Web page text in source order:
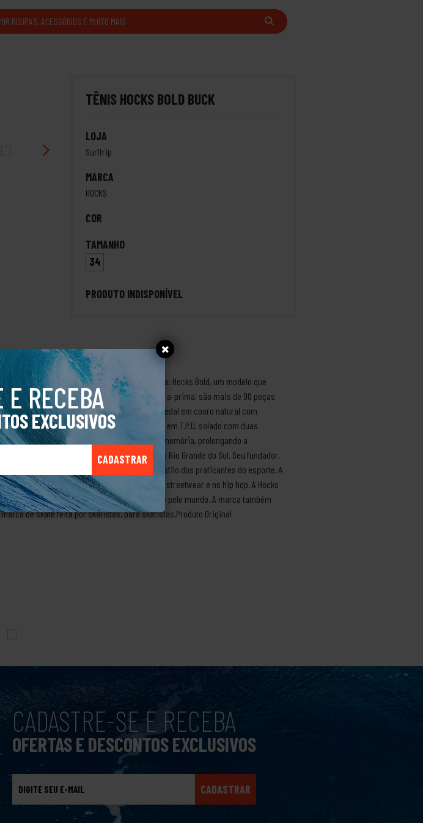
E RECEBA
EXCLUSIVOS
CADASTRAR
TÊNIS HOCKS BOLD BUCK
LOJA
Surftrip
MARCA
HOCKS
COR
TAMANHO
34
PRODUTO INDISPONÍVEL
Apresentamos o novo tênis da linha vivência: Hocks Bold, um modelo que
anos 2000. O cabedal é uma verdadeira obra-prima, são mais de 90 peças
uma estética única e um visual urbano. Cabedal em couro natural com
acolchoado, cadarço fatlace + passadores em T.P.U, solado com duas
proporcionando maior conforto e memória, prolongando a
em 2002 na cidade de Nova Hamburgo, no Rio Grande do Sul. Seu fundador,
objetivo de atender às necessidades e ao estilo dos praticantes do esporte. A
e acessórios, que são inspirados na cultura streetwear e no hip hop. A Hocks
em competições e eventos pelo Brasil e pelo mundo. A marca também
de skate feita por skatistas, para skatistas.Produto Original
CADASTRE-SE E RECEBA
OFERTAS E DESCONTOS EXCLUSIVOS
CADASTRAR